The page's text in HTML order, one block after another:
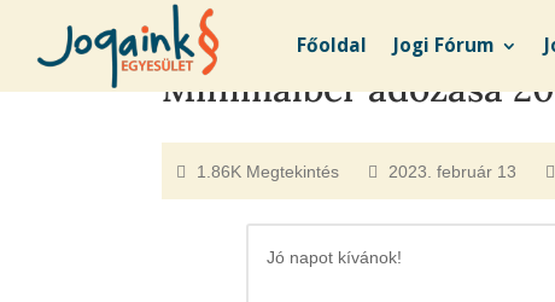
Főoldal Jogi Fórum
Minimálbér adózása
1.86K Megtekintés 2023. február 13
Jó napot kívánok!